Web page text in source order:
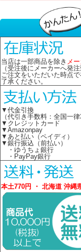
当店は一部商品を除き メ
（受注後にメーカーへ発注
ご注文をいただいた時点
了承ください。
▼代金引換
（代引き手数料：全国一律
▼クレジットカード
▼Amazonpay
▼あと払い（ペイディ）
▼銀行振込（前払い）
・ゆうちょ銀行
・PayPay銀行
本土770円 ・ 北海道 沖縄